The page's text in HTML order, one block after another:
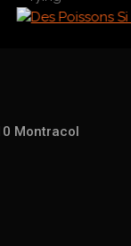
Montracol